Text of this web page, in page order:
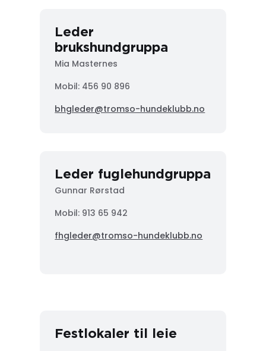
Leder
brukshundgruppa
Mia Masternes
Mobil: 456 90 896
bhgleder@tromso-hundeklubb.no
Leder fuglehundgruppa
Gunnar Rørstad
Mobil: 913 65 942
fhgleder@tromso-hundeklubb.no
Festlokaler til leie